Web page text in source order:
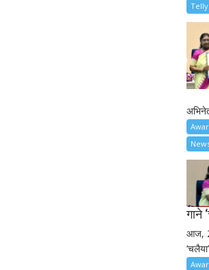
गाने
आज,